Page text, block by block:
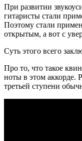
При развитии
гитаристы стали
Поэтому стали
открытым, а вот с
Суть этого всего
Про то, что такое
ноты в этом аккорде.
третьей ступени